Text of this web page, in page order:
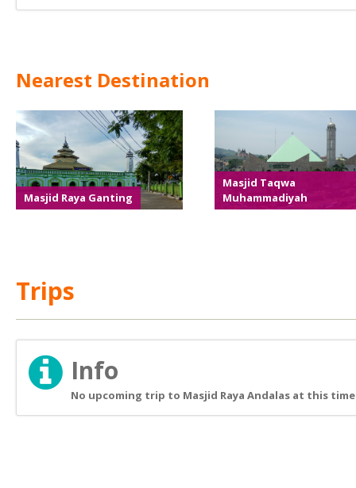
Nearest Destination
Masjid Raya Ganting
Masjid Taqwa
Muhammadiyah
Trips
Info
No upcoming trip to Masjid Raya Andalas at this time